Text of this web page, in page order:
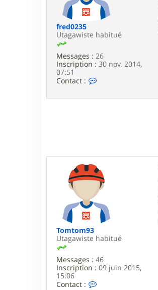
o
m
o
3
fred0235
Utagawiste habitué
Messages : 26
Inscription : 30 nov. 2014,
07:51
Contact :
e
d
0
2
3
5
Tomtom93
Utagawiste habitué
Messages : 46
Inscription : 09 juin 2015,
15:06
Contact :